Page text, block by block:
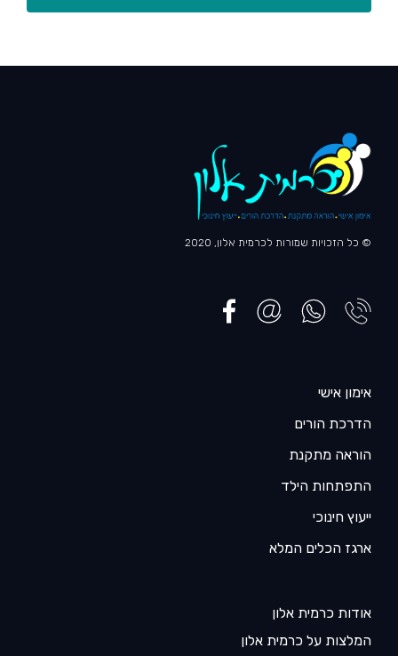
© כל הזכויות שמורות לכרמית אלון, 2020
אימון אישי
הדרכת הורים
הוראה מתקנת
התפתחות הילד
ייעוץ חינוכי
ארגז הכלים המלא
אודות כרמית אלון
המלצות על כרמית אלון